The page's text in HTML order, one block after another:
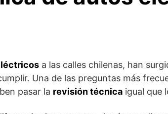
a las calles chilenas, han
Una de las preguntas más
pasar la revisión técnica igual que